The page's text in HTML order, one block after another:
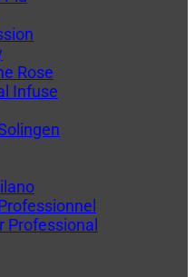
Rose
Infuse
Professional